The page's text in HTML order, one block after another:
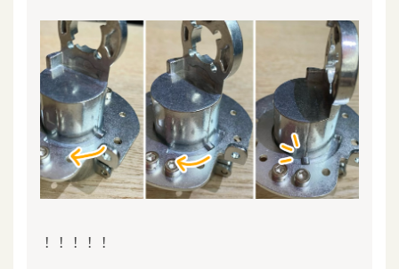
！！！！！